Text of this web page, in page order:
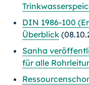
DIN 1986-100
Überblick
Sanha
für alle